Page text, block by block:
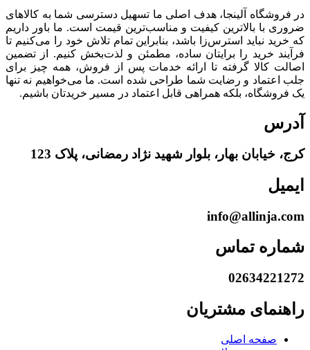
در فروشگاه آلینجا، هدف اصلی ما تسهیل دسترسی شما به کالاهای
ضروری با بالاترین کیفیت و مناسب‌ترین قیمت است. ما باور داریم
که خرید نباید استرس‌زا باشد، بنابراین تمام تلاش خود را می‌کنیم تا
فرآیند خرید را برایتان ساده، مطمئن و لذت‌بخش کنیم. از تضمین
اصالت کالا گرفته تا ارائه خدمات پس از فروش، همه چیز برای
جلب اعتماد و رضایت شما طراحی شده است. ما می‌خواهیم نه تنها
یک فروشگاه، بلکه همراهی قابل اعتماد در مسیر خریدتان باشیم.
آدرس
کرج، خیابان بهار، بلوار شهید نژاد رمضانی، پلاک 123
ایمیل
info@allinja.com
شماره تماس
02634221272
راهنمای مشتریان
صفحه اصلی